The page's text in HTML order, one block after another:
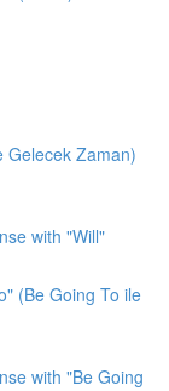
Gelecek Zaman)
with "Will"
(Be Going To ile
with "Be Going